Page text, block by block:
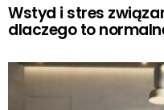
Wstyd i stres
dlaczego to